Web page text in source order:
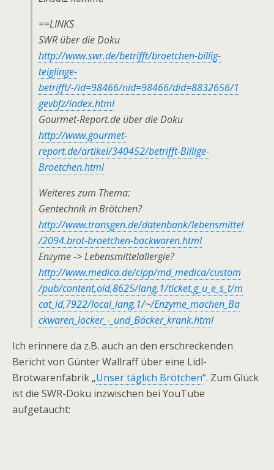
==LINKS
SWR über die Doku
http://www.swr.de/betrifft/broetchen-billig-
teiglinge-
betrifft/-/id=98466/nid=98466/did=8832656/1
gevbfz/index.html
Gourmet-Report.de über die Doku
http://www.gourmet-
report.de/artikel/340452/betrifft-Billige-
Broetchen.html
Weiteres zum Thema:
Gentechnik in Brötchen?
http://www.transgen.de/datenbank/lebensmittel
/2094.brot-broetchen-backwaren.html
Enzyme -> Lebensmittelallergie?
http://www.medica.de/cipp/md_medica/custom
/pub/content,oid,8625/lang,1/ticket,g_u_e_s_t/m
cat_id,7922/local_lang,1/~/Enzyme_machen_Ba
ckwaren_locker_-_und_Bäcker_krank.html
Ich erinnere da z.B. auch an den erschreckenden
Bericht von Günter Wallraff über eine Lidl-
Brotwarenfabrik „Unser täglich Brötchen“. Zum Glück
ist die SWR-Doku inzwischen bei YouTube
aufgetaucht: